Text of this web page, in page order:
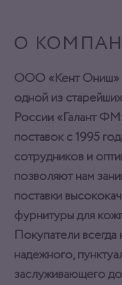
О
ООО «Кент Ониш»
одной из
России «Галант
поставок с 1995
сотрудников и
позволяют нам
поставки
фурнитуры для
Покупатели
надежного,
заслуживающего